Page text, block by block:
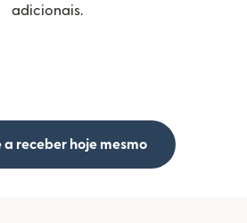
adicionais.
a receber hoje mesmo